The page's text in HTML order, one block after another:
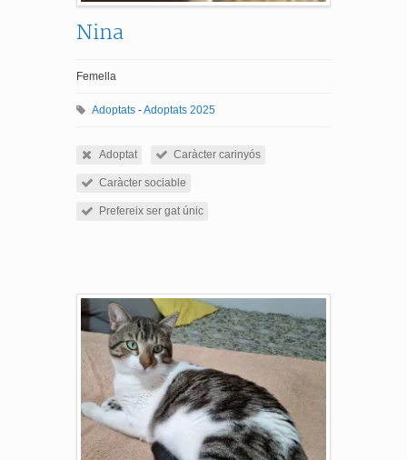
Nina
Femella
Adoptats -Adoptats 2025
Adoptat Caràcter carinyós
Caràcter sociable
Prefereix ser gat únic